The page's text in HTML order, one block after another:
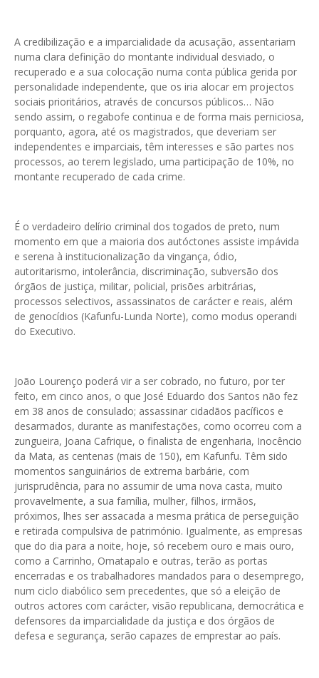
A credibilização e a imparcialidade da acusação, assentariam
numa clara definição do montante individual desviado, o
recuperado e a sua colocação numa conta pública gerida por
personalidade independente, que os iria alocar em projectos
sociais prioritários, através de concursos públicos… Não
sendo assim, o regabofe continua e de forma mais perniciosa,
porquanto, agora, até os magistrados, que deveriam ser
independentes e imparciais, têm interesses e são partes nos
processos, ao terem legislado, uma participação de 10%, no
montante recuperado de cada crime.
É o verdadeiro delírio criminal dos togados de preto, num
momento em que a maioria dos autóctones assiste impávida
e serena à institucionalização da vingança, ódio,
autoritarismo, intolerância, discriminação, subversão dos
órgãos de justiça, militar, policial, prisões arbitrárias,
processos selectivos, assassinatos de carácter e reais, além
de genocídios (Kafunfu-Lunda Norte), como modus operandi
do Executivo.
João Lourenço poderá vir a ser cobrado, no futuro, por ter
feito, em cinco anos, o que José Eduardo dos Santos não fez
em 38 anos de consulado; assassinar cidadãos pacíficos e
desarmados, durante as manifestações, como ocorreu com a
zungueira, Joana Cafrique, o finalista de engenharia, Inocêncio
da Mata, as centenas (mais de 150), em Kafunfu. Têm sido
momentos sanguinários de extrema barbárie, com
jurisprudência, para no assumir de uma nova casta, muito
provavelmente, a sua família, mulher, filhos, irmãos,
próximos, lhes ser assacada a mesma prática de perseguição
e retirada compulsiva de património. Igualmente, as empresas
que do dia para a noite, hoje, só recebem ouro e mais ouro,
como a Carrinho, Omatapalo e outras, terão as portas
encerradas e os trabalhadores mandados para o desemprego,
num ciclo diabólico sem precedentes, que só a eleição de
outros actores com carácter, visão republicana, democrática e
defensores da imparcialidade da justiça e dos órgãos de
defesa e segurança, serão capazes de emprestar ao país.